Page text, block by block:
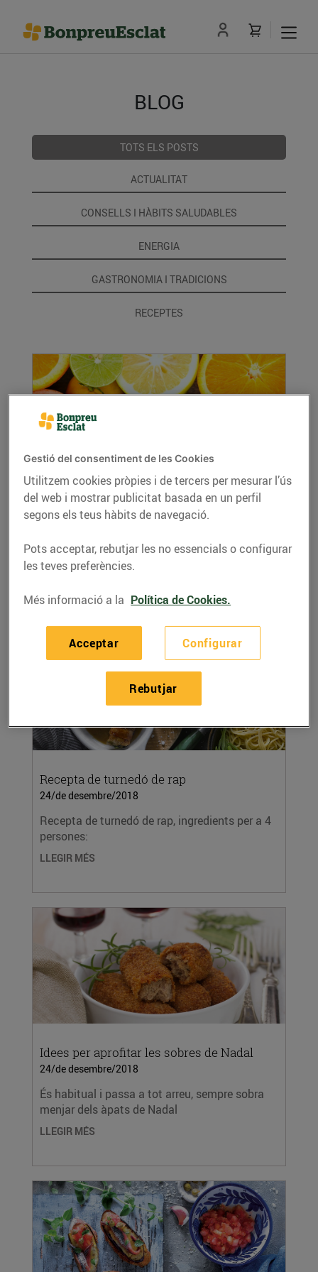
BLOG
TOTS ELS POSTS
ACTUALITAT
CONSELLS I HÀBITS SALUDABLES
ENERGIA
GASTRONOMIA I TRADICIONS
RECEPTES
Cítrics, els millors aliats per combatre els
refredats
Quan arriba el fred és imprescindible mantenir
les nostres defenses en bona forma i en això
LLEGIR MÉS
Recepta de turnedó de rap
24/de desembre/2018
Recepta de turnedó de rap, ingredients per a 4
persones:
LLEGIR MÉS
Idees per aprofitar les sobres de Nadal
24/de desembre/2018
És habitual i passa a tot arreu, sempre sobra
menjar dels àpats de Nadal
LLEGIR MÉS
Gestió del consentiment de les Cookies
Utilitzem cookies pròpies i de tercers per mesurar l’ús
del web i mostrar publicitat basada en un perfil
segons els teus hàbits de navegació.
Pots acceptar, rebutjar les no essencials o configurar
les teves preferències.
Més informació a la Política de Cookies.
Configurar
Rebutjar
Acceptar